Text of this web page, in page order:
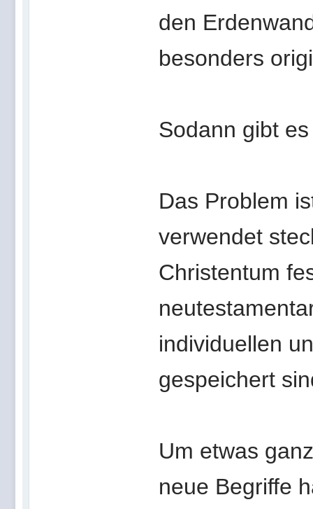
den
besonders
Sodann gibt
Das Problem
verwendet
Christentum
individuellen
gespeichert
Um etwas
neue Begriffe